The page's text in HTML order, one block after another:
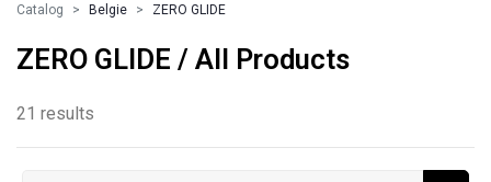
Catalog Belgie ZERO GLIDE
ZERO GLIDE / All Products
21 results